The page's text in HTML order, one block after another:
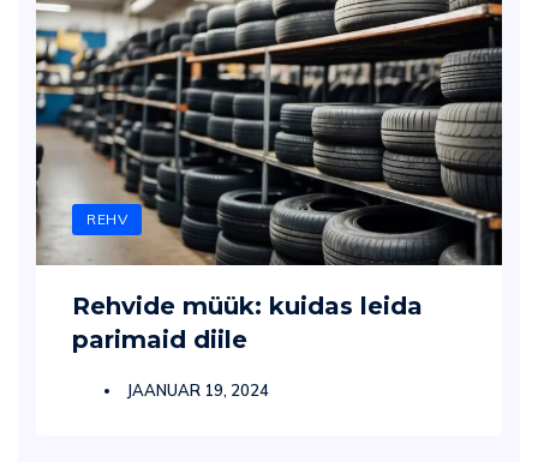
REHV
Rehvide müük: kuidas leida
parimaid diile
JAANUAR 19, 2024